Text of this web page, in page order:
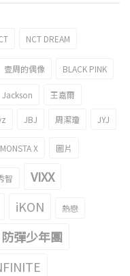
NCT DREAM
壹周的偶像 BLACK PINK
Jackson 王嘉爾
JBJ 周潔瓊 JYJ
MONSTA X 圖片
智 VIXX
iKON 熱戀
防彈少年團